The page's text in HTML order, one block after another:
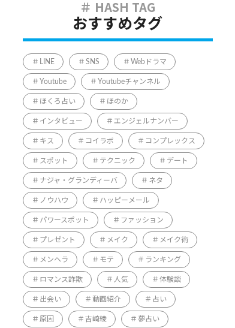
おすすめタグ
LINE SNS Webドラマ
Youtube Youtubeチャンネル
ほくろ占い ほのか
インタビュー エンジェルナンバー
キス コイラボ コンプレックス
スポット テクニック デート
ナジャ・グランディーバ ネタ
ノウハウ ハッピーメール
パワースポット ファッション
プレゼント メイク メイク術
メンヘラ モテ ランキング
ロマンス詐欺 人気 体験談
出会い 動画紹介 占い
原因 吉崎綾 夢占い